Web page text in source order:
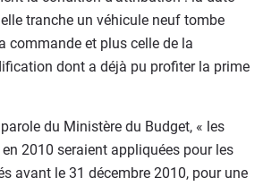
tranche un véhicule neuf tombe
commande et plus celle de la
dont a déjà pu profiter la prime
du Ministère du Budget, « les
2010 seraient appliquées pour les
avant le 31 décembre 2010, pour une